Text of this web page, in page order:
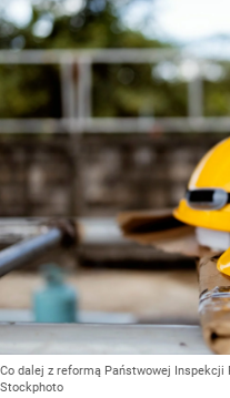
Co dalej z reformą Państwowej Inspekcji
Stockphoto